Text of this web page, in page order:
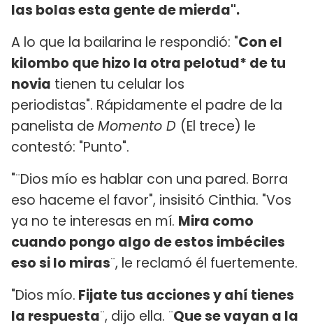
las bolas esta gente de mierda".
A lo que la bailarina le respondió: "Con el
kilombo que hizo la otra pelotud* de tu
novia tienen tu celular los
periodistas". Rápidamente el padre de la
panelista de Momento D (El trece) le
contestó: "Punto".
"¨Dios mío es hablar con una pared. Borra
eso haceme el favor", insisitó Cinthia. "Vos
ya no te interesas en mí. Mira como
cuando pongo algo de estos imbéciles
eso si lo miras¨, le reclamó él fuertemente.
"Dios mío. Fijate tus acciones y ahí tienes
la respuesta¨, dijo ella. ¨Que se vayan a la